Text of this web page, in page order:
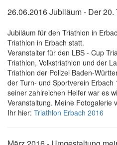
26.06.2016 Jubiläum - Der
Jubiläum für den Triathlon in
Triathlon in Erbach statt.
Veranstalter für den LBS - Cup
Triathlon, Volkstriathlon und der
Triathlon der Polizei Baden-
der Turn- und Sportverein
seiner zahlreichen Helfer war es
Veranstaltung. Meine Fotogalerie
Ihr hier: Triathlon Erbach 2016